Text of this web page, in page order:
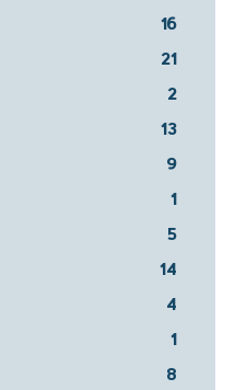
16
21
2
13
9
1
5
14
4
1
8